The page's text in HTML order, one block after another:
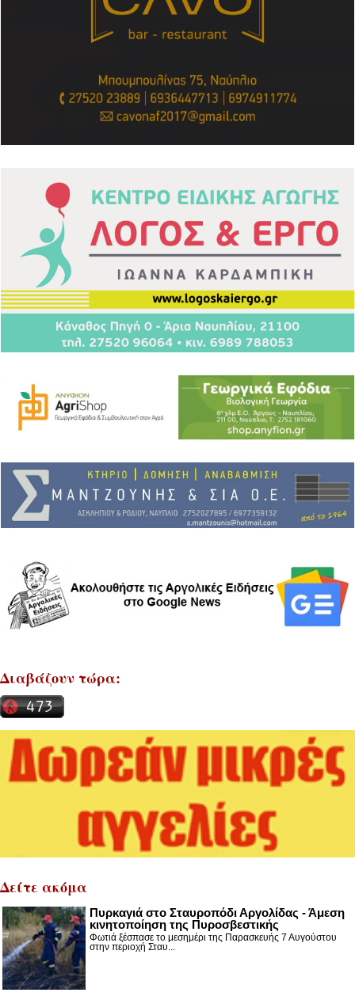
Διαβάζουν τώρα:
Δείτε ακόμα
Πυρκαγιά στο Σταυροπόδι Αργολίδας - Άμεση
κινητοποίηση της Πυροσβεστικής
Φωτιά ξέσπασε το μεσημέρι της Παρασκευής 7 Αυγούστου
στην περιοχή Σταυ...